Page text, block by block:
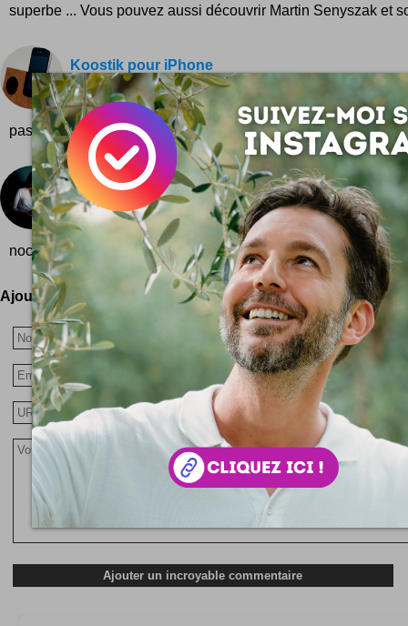
superbe ... Vous pouvez aussi découvrir Martin Senyszak et
Koostik pour iPhone
Un dock pour votre iPhone ... 100 % nature ! Le
ampli naturel, c'est qu'il n'est pas du tout
pas de...
Portraits de blogueurs
La nuit, tous les blogueurs ... vivent dans le noir ?
magnifique série photo, les blogueurs sont
nocturnes au noctambulisme soign�...
Ajoutez votre avis !